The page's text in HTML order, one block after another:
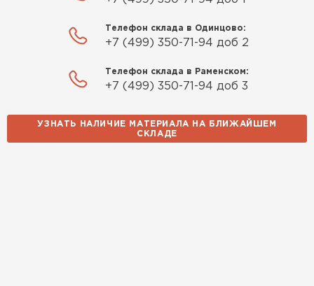
Телефон склада в Одинцово:
+7 (499) 350-71-94 доб 2
Телефон склада в Раменском:
+7 (499) 350-71-94 доб 3
УЗНАТЬ НАЛИЧИЕ МАТЕРИАЛА НА БЛИЖАЙШЕМ
СКЛАДЕ